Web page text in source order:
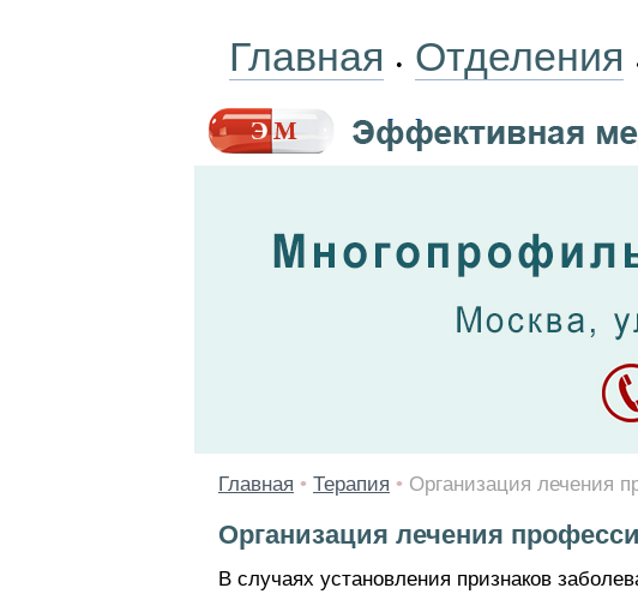
Главная • Отделения
Главная • Терапия • Организация лечения
Организация лечения
В случаях установления признаков